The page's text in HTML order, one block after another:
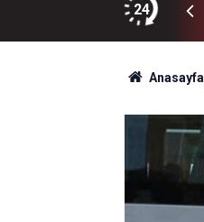
24
kavga: 4 yaralı
Anasayfa